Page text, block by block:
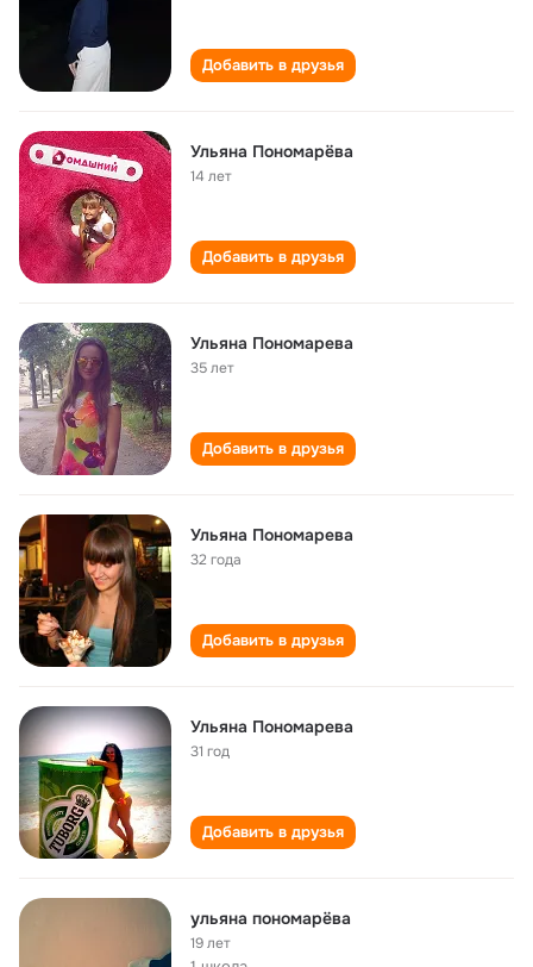
Добавить в друзья
Ульяна Пономарёва
14 лет
Добавить в друзья
Ульяна Пономарева
35 лет
Добавить в друзья
Ульяна Пономарева
32 года
Добавить в друзья
Ульяна Пономарева
31 год
Добавить в друзья
ульяна пономарёва
19 лет